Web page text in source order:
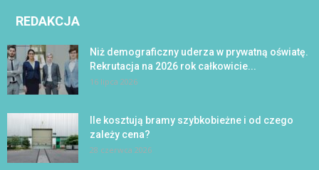
REDAKCJA
Niż demograficzny uderza w prywatną oświatę.
Rekrutacja na 2026 rok całkowicie...
16 lipca 2026
Ile kosztują bramy szybkobieżne i od czego
zależy cena?
28 czerwca 2026